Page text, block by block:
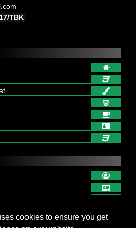
cookies to ensure you get
TBK